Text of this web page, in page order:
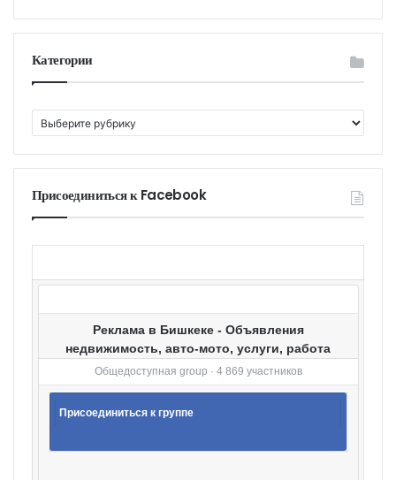
Категории
а
т
г
и
Присоединиться к Facebook
Реклама в Бишкеке - Объявления
недвижимость, авто-мото, услуги, работа
Общедоступная group · 4 869 участников
Присоединиться к группе